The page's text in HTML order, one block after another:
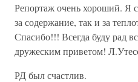
Репортаж очень хороший. Я
за содержание, так и за
Спасибо!!! Всегда буду рад
дружеским приветом!
РД был счастлив.